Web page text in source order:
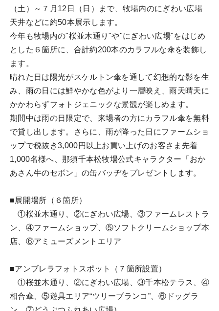
（土）～７月12日（日）まで、牧場内のにぎわい広場
天井などに約50本展示します。
今年も牧場内の"桜並木通り"や"にぎわい広場"をはじめ
とした６箇所に、合計約200本のカラフルな傘を装飾し
ます。
晴れた日は陽光がスケルトン傘を通して幻想的な影を生
み、雨の日には鮮やかな色がより一層映え、雨天晴天に
かかわらずフォトジェニックな景観が楽しめます。
期間中は雨の日限定で、来場者の方にカラフル傘を無料
で貸し出します。さらに、雨が降った日にファームショ
ップで税抜き3,000円以上お買い上げのお客さま先着
1,000名様へ、那須千本松牧場公式キャラクター「おか
あさん牛のセボン」の缶バッヂをプレゼントします。
■展開場所（６箇所）
①桜並木通り、②にぎわい広場、③ファームレストラ
ン、④ファームショップ、⑤ソフトクリームショップ本
店、⑥アミューズメントエリア
■アンブレラフォトスポット（７箇所設置）
①桜並木通り、②にぎわい広場、③千本松テラス、④
相合傘、⑤遊具エリア“ツリーブランコ”、⑥ドッグラ